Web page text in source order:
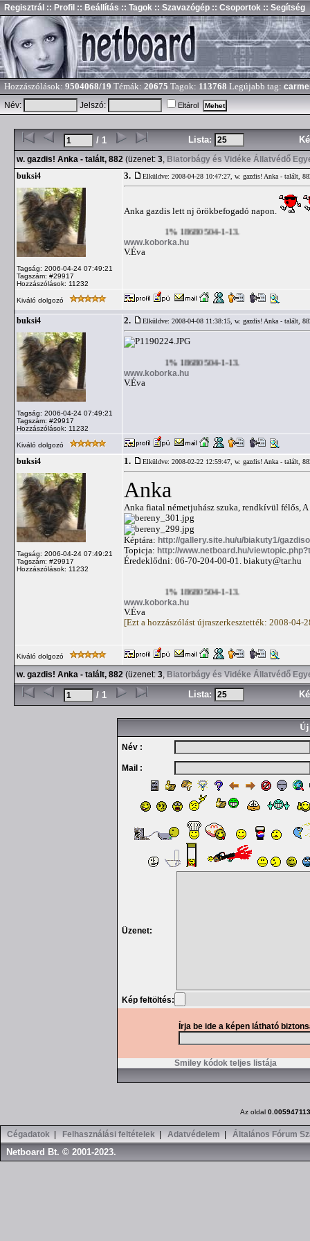
Regisztrál :: Profil :: Beállítás :: Tagok :: Szavazógép :: Csoportok :: Segítség
Hozzászólások: 9504068/19 Témák: 20675 Tagok: 113768 Legújabb tag:
Név:
Jelszó: Eltárol
/ 1 Lista:
w. gazdis! Anka - talált, 882 (üzenet: 3, Biatorbágy és Vidéke Állatvédő
buksi4
Tagság: 2006-04-24 07:49:21
Tagszám: #29917
Hozzászólások: 11232
3. Elküldve: 2008-04-28 10:47:27, w. gazdis! Anka - talált,
Anka gazdis lett nj örökbefogadó napon.
1% 18680504-1-13.
www.koborka.hu
V.Éva
Kiváló dolgozó
buksi4
Tagság: 2006-04-24 07:49:21
Tagszám: #29917
Hozzászólások: 11232
2. Elküldve: 2008-04-08 11:38:15, w. gazdis! Anka - talált,
1% 18680504-1-13.
www.koborka.hu
V.Éva
Kiváló dolgozó
buksi4
Tagság: 2006-04-24 07:49:21
Tagszám: #29917
Hozzászólások: 11232
1. Elküldve: 2008-02-22 12:59:47, w. gazdis! Anka - talált,
Anka
Anka fiatal németjuhász szuka, rendkívül félős,
Képtára: http://gallery.site.hu/u/biakuty1/
Topicja: http://www.netboard.hu/
Éredeklődni: 06-70-204-00-01. biakuty@tar.hu
1% 18680504-1-13.
www.koborka.hu
V.Éva
[Ezt a hozzászólást újraszerkesztették: 2008-04-
Kiváló dolgozó
w. gazdis! Anka - talált, 882 (üzenet: 3, Biatorbágy és Vidéke Állatvédő
/ 1 Lista:
Új
Név :
Mail :
Üzenet:
Kép feltöltés:
Írja be ide a képen látható
Smiley kódok teljes listája
Az oldal
Cégadatok Felhasználási feltételek Adatvédelem Általános Fórum
Netboard Bt. © 2001-2023.